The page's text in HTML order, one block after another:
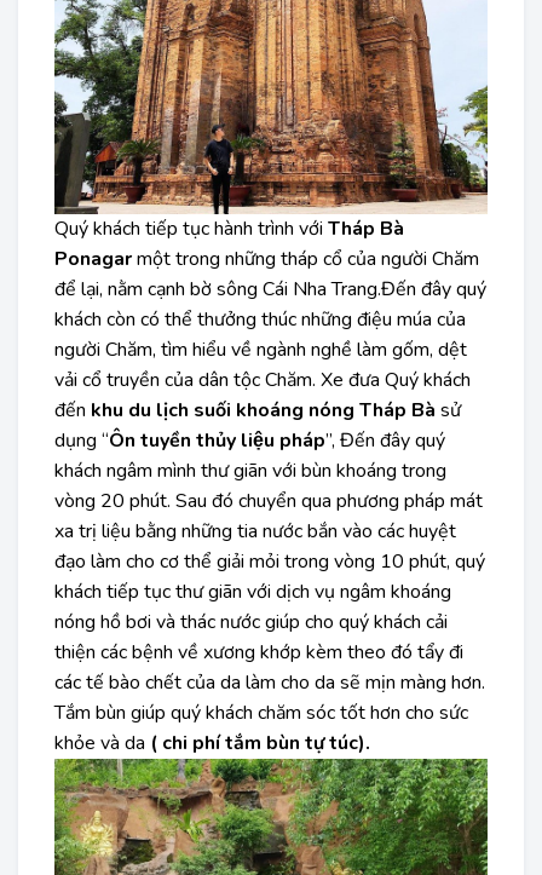
Quý khách tiếp tục hành trình với Tháp Bà
Ponagarmột trong những tháp cổ của người Chăm
để lại, nằm cạnh bờ sông Cái Nha Trang.Đến đây quý
khách còn có thể thưởng thúc những điệu múa của
người Chăm, tìm hiểu về ngành nghề làm gốm, dệt
vải cổ truyền của dân tộc Chăm. Xe đưa Quý khách
đến khu du lịch suối khoáng nóng Tháp Bà sử
dụng “Ôn tuyền thủy liệu pháp”, Đến đây quý
khách ngâm mình thư giãn với bùn khoáng trong
vòng 20 phút. Sau đó chuyển qua phương pháp mát
xa trị liệu bằng những tia nước bắn vào các huyệt
đạo làm cho cơ thể giải mỏi trong vòng 10 phút, quý
khách tiếp tục thư giãn với dịch vụ ngâm khoáng
nóng hồ bơi và thác nước giúp cho quý khách cải
thiện các bệnh về xương khớp kèm theo đó tẩy đi
các tế bào chết của da làm cho da sẽ mịn màng hơn.
Tắm bùn giúp quý khách chăm sóc tốt hơn cho sức
khỏe và da ( chi phí tắm bùn tự túc).